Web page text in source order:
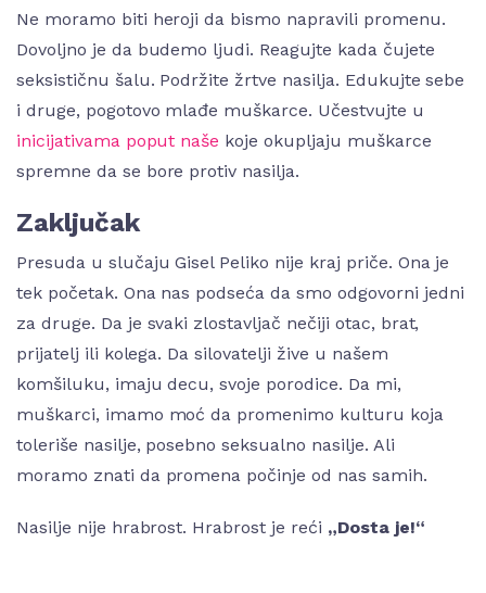
Ne moramo biti heroji da bismo napravili promenu.
Dovoljno je da budemo ljudi. Reagujte kada čujete
seksističnu šalu. Podržite žrtve nasilja. Edukujte sebe
i druge, pogotovo mlađe muškarce. Učestvujte u
inicijativama poput naše koje okupljaju muškarce
spremne da se bore protiv nasilja.
Zaključak
Presuda u slučaju Gisel Peliko nije kraj priče. Ona je
tek početak. Ona nas podseća da smo odgovorni jedni
za druge. Da je svaki zlostavljač nečiji otac, brat,
prijatelj ili kolega. Da silovatelji žive u našem
komšiluku, imaju decu, svoje porodice. Da mi,
muškarci, imamo moć da promenimo kulturu koja
toleriše nasilje, posebno seksualno nasilje. Ali
moramo znati da promena počinje od nas samih.
Nasilje nije hrabrost. Hrabrost je reći „Dosta je!“